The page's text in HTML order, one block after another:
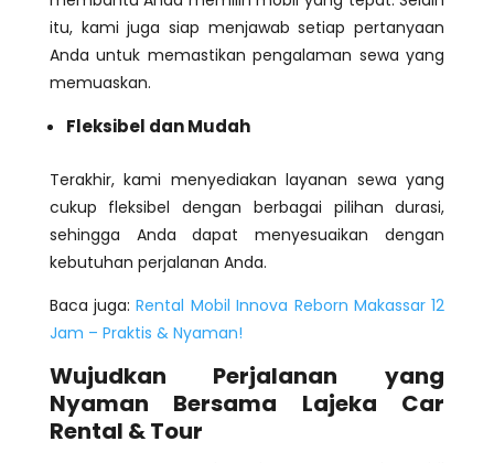
itu, kami juga siap menjawab setiap pertanyaan
Anda untuk memastikan pengalaman sewa yang
memuaskan.
Fleksibel dan Mudah
Terakhir, kami menyediakan layanan sewa yang
cukup fleksibel dengan berbagai pilihan durasi,
sehingga Anda dapat menyesuaikan dengan
kebutuhan perjalanan Anda.
Baca juga:Rental Mobil Innova Reborn Makassar 12
Jam – Praktis & Nyaman!
Wujudkan Perjalanan yang
Nyaman Bersama Lajeka Car
Rental & Tour